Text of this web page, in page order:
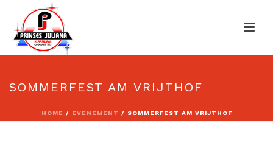
SOMMERFEST AM VRIJTHOF
HOME / EVENEMENT / SOMMERFEST AM VRIJTHOF